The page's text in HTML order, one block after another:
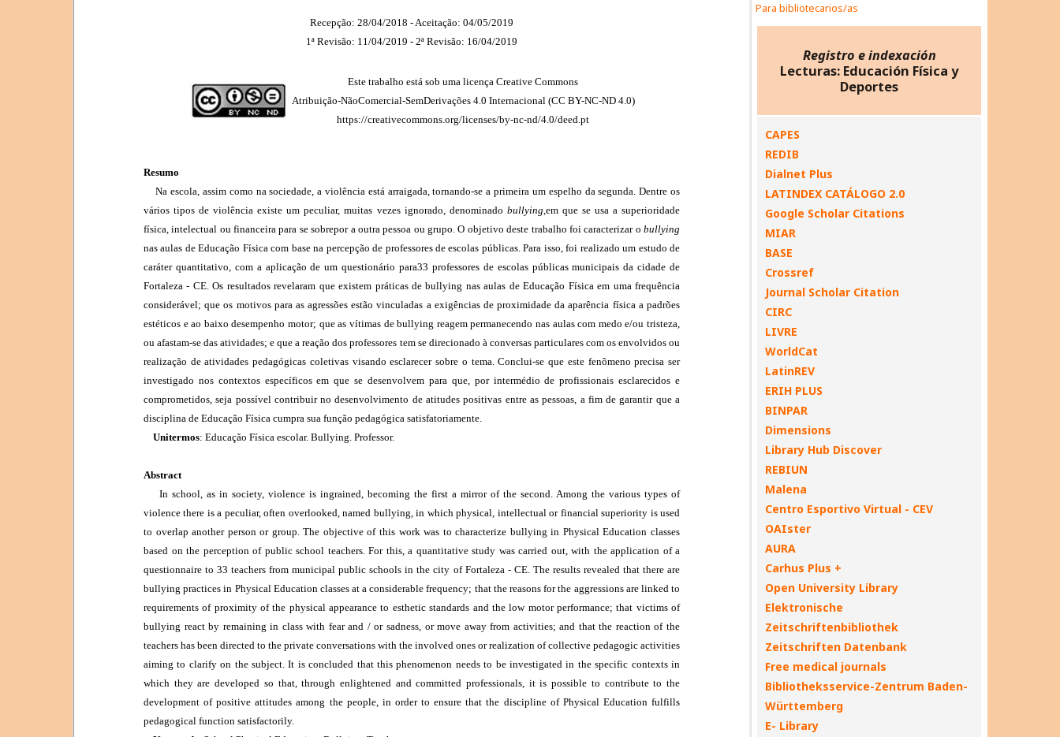
Para bibliotecarios/as
Registro e indexación
Lecturas: Educación Física y
Deportes
CAPES
REDIB
Dialnet Plus
LATINDEX CATÁLOGO 2.0
Google Scholar Citations
MIAR
BASE
Crossref
Journal Scholar Citation
CIRC
LIVRE
WorldCat
LatinREV
ERIH PLUS
BINPAR
Dimensions
Library Hub Discover
REBIUN
Malena
Centro Esportivo Virtual - CEV
OAIster
AURA
Carhus Plus +
Open University Library
Elektronische
Zeitschriftenbibliothek
Zeitschriften Datenbank
Free medical journals
Bibliotheksservice-Zentrum Baden-
Württemberg
E- Library